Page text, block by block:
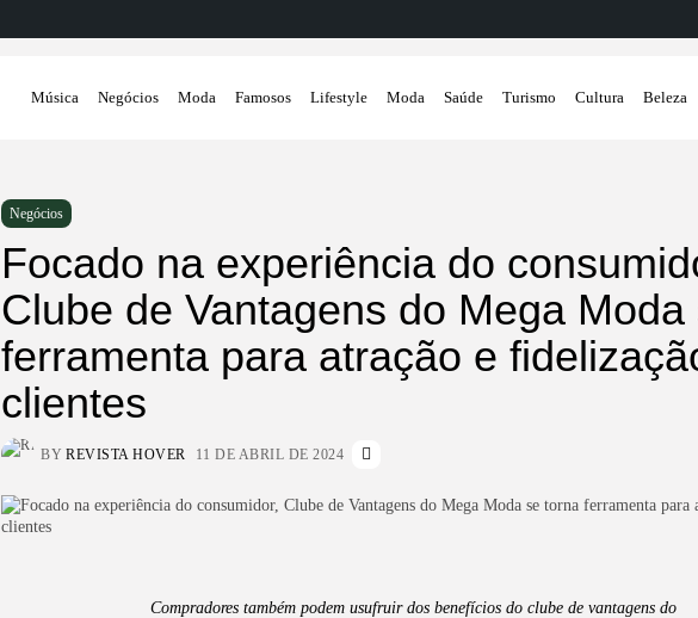
Música Negócios Moda Famosos Lifestyle Moda Saúde Turismo Cultura Beleza
Negócios
Focado na experiência do
Clube de Vantagens do Mega
ferramenta para atração e
clientes
BY REVISTA HOVER 11 DE ABRIL DE 2024
Compradores também podem usufruir dos benefícios do clube de vantagens do